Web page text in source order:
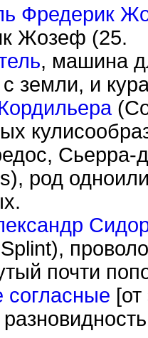
Фредерик
Жозеф (25.
, машина
земли, и
Сьерра-
род
почти
согласные